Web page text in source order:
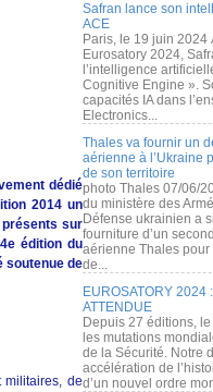
dédié
2014 un
présents sur
édition du
soutenue de
militaires, de
Safran lance son
ACE
Paris, le 19 juin 2024
Eurosatory 2024,
l’intelligence
Cognitive Engine ».
capacités IA dans
Electronics...
Thales va fournir un
aérienne à l’Ukraine
de son territoire
photo Thales 07/06/
du ministère des
Défense ukrainien a
fourniture d’un
aérienne Thales pour
de...
EUROSATORY 2024
ATTENDUE
Depuis 27 éditions,
les mutations
de la Sécurité. Notre
accélération de
d’un nouvel ordre